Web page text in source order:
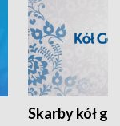
Skarby kół